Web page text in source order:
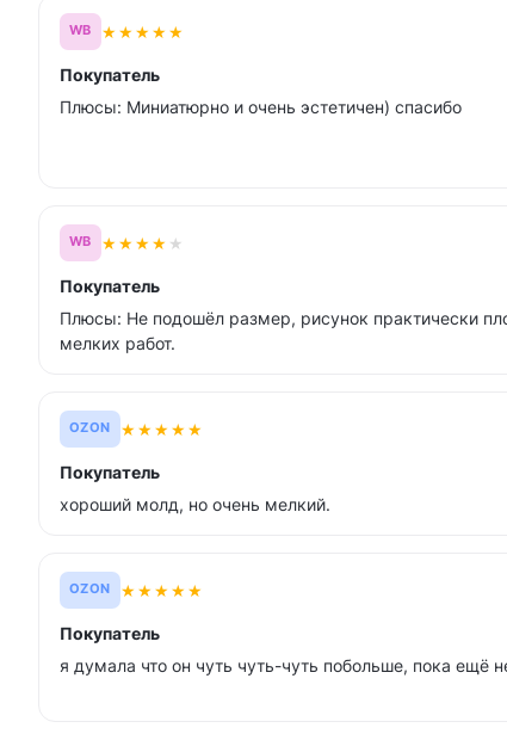
WB ★★★★★
Покупатель
Плюсы: Миниатюрно и очень эстетичен) спасибо
WB ★★★★ ★
Покупатель
Плюсы: Не подошёл размер, рисунок практически
мелких работ.
OZON ★★★★★
Покупатель
хороший молд, но очень мелкий.
OZON ★★★★★
Покупатель
я думала что он чуть чуть-чуть побольше, пока ещё